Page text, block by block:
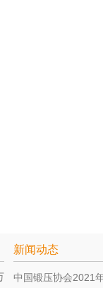
新闻动态
中国锻压协会2021